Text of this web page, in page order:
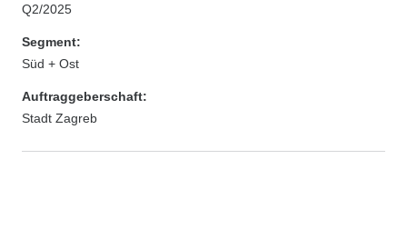
Q2/2025
Segment:
Süd + Ost
Auftraggeberschaft:
Stadt Zagreb